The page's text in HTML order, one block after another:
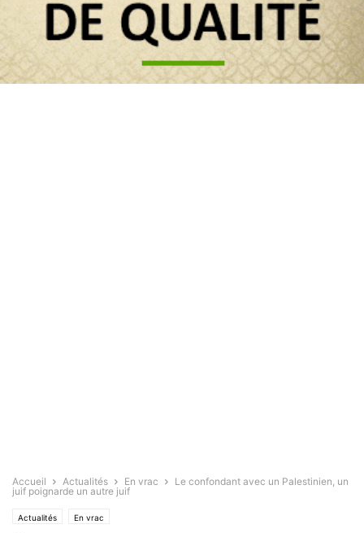
Accueil Actualités En vrac
Le confondant avec un Palestinien, un
juif poignarde un autre juif
Actualités En vrac